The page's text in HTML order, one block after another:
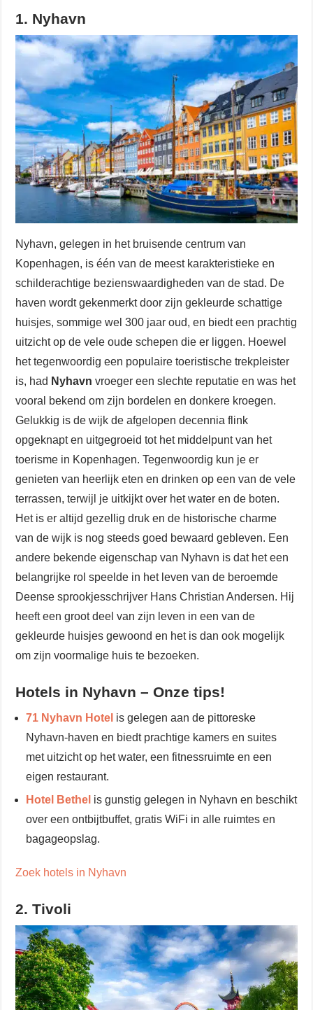
1. Nyhavn
Nyhavn, gelegen in het bruisende centrum van
Kopenhagen, is één van de meest karakteristieke en
schilderachtige bezienswaardigheden van de stad. De
haven wordt gekenmerkt door zijn gekleurde schattige
huisjes, sommige wel 300 jaar oud, en biedt een prachtig
uitzicht op de vele oude schepen die er liggen. Hoewel
het tegenwoordig een populaire toeristische trekpleister
is, had Nyhavn vroeger een slechte reputatie en was het
vooral bekend om zijn bordelen en donkere kroegen.
Gelukkig is de wijk de afgelopen decennia flink
opgeknapt en uitgegroeid tot het middelpunt van het
toerisme in Kopenhagen. Tegenwoordig kun je er
genieten van heerlijk eten en drinken op een van de vele
terrassen, terwijl je uitkijkt over het water en de boten.
Het is er altijd gezellig druk en de historische charme
van de wijk is nog steeds goed bewaard gebleven. Een
andere bekende eigenschap van Nyhavn is dat het een
belangrijke rol speelde in het leven van de beroemde
Deense sprookjesschrijver Hans Christian Andersen. Hij
heeft een groot deel van zijn leven in een van de
gekleurde huisjes gewoond en het is dan ook mogelijk
om zijn voormalige huis te bezoeken.
Hotels in Nyhavn – Onze tips!
71 Nyhavn Hotel is gelegen aan de pittoreske
Nyhavn-haven en biedt prachtige kamers en suites
met uitzicht op het water, een fitnessruimte en een
eigen restaurant.
Hotel Bethel is gunstig gelegen in Nyhavn en beschikt
over een ontbijtbuffet, gratis WiFi in alle ruimtes en
bagageopslag.
Zoek hotels in Nyhavn
2. Tivoli